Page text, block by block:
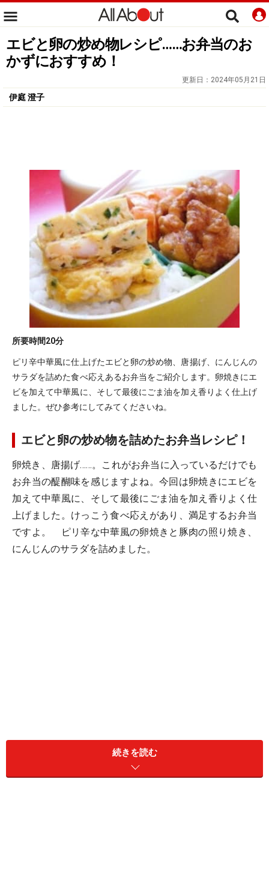
エビと卵の炒め物レシピ……お弁当のお
かずにおすすめ！
更新日： 2024年05月21日
伊庭 澄子
所要時間20分
ピリ辛中華風に仕上げたエビと卵の炒め物、唐揚げ、にんじんの
サラダを詰めた食べ応えあるお弁当をご紹介します。卵焼きにエ
ビを加えて中華風に、そして最後にごま油を加え香りよく仕上げ
ました。ぜひ参考にしてみてくださいね。
エビと卵の炒め物を詰めたお弁当レシピ！
卵焼き、唐揚げ……。これがお弁当に入っているだけでも
お弁当の醍醐味を感じますよね。今回は卵焼きにエビを
加えて中華風に、そして最後にごま油を加え香りよく仕
上げました。けっこう食べ応えがあり、満足するお弁当
ですよ。 ピリ辛な中華風の卵焼きと豚肉の照り焼き、
にんじんのサラダを詰めました。
■手順と所要時間：全体で20分
続きを読む